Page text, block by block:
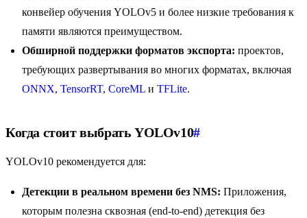
конвейер обучения YOLOv5 и более низкие требования к
памяти являются преимуществом.
Обширной поддержки форматов экспорта: проектов,
требующих развертывания во многих форматах, включая
ONNX, TensorRT, CoreML и TFLite.
Когда стоит выбрать YOLOv10#
YOLOv10 рекомендуется для:
Детекции в реальном времени без NMS: Приложения,
которым полезна сквозная (end-to-end) детекция без